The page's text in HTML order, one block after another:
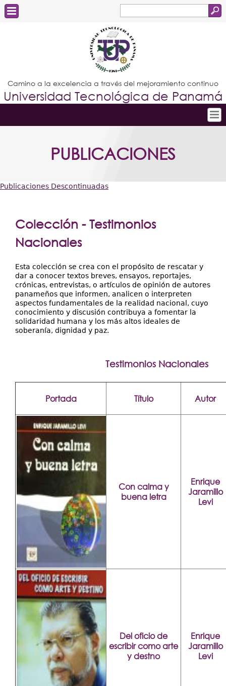
de
búsqueda
Estudiantes
Docentes
Administrativos
Graduados
Camino a la excelencia a través del mejoramiento continuo
Universidad Tecnológica de Panamá
Conoce la UTP
Investigación
Extensión
Centros Regionales
Servicios
Internacional
Transparencia
PUBLICACIONES
está
aquí
Publicaciones Descontinuadas
Colección - Testimonios
Nacionales
Esta colección se crea con el propósito de rescatar y
dar a conocer textos breves, ensayos, reportajes,
crónicas, entrevistas, o artículos de opinión de autores
panameños que informen, analicen o interpreten
aspectos fundamentales de la realidad nacional, cuyo
conocimiento y discusión contribuya a fomentar la
solidaridad humana y los más altos ideales de
soberanía, dignidad y paz.
Testimonios Nacionales
Portada Título Autor
Con calma y
buena letra
Enrique
Jaramillo
Levi
Del oficio de
escribir como arte
y destno
Enrique
Jaramillo
Levi